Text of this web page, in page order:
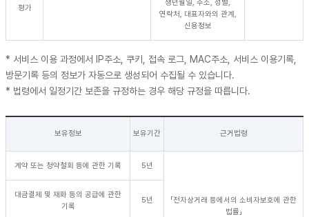
평가
생년월일, 주소, 성별,
연락처, 대표자와의 관계,
신용정보
* 서비스 이용 과정에서 IP주소, 쿠키, 접속 로그, MAC주소, 서비스 이용기록,
방문기록 등의 정보가 자동으로 생성되어 수집될 수 있습니다.
* 법령에서 일정기간 보존을 규정하는 경우 해당 규정을 따릅니다.
보유정보 보유기간 근거법령
계약 또는 청약철회 등에 관한 기록 5년
「전자상거래 등에서의 소비자보호에 관한
법률」
대금결제 및 재화 등의 공급에 관한
기록
5년